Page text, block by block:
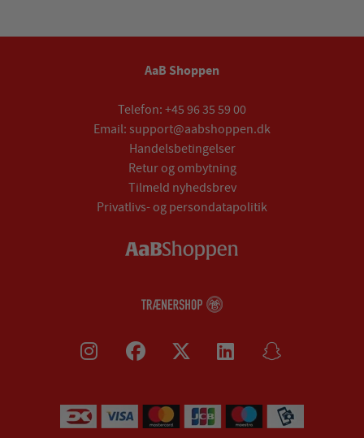
AaB Shoppen
Telefon: +45 96 35 59 00
Email: support@aabshoppen.dk
Handelsbetingelser
Retur og ombytning
Tilmeld nyhedsbrev
Privatlivs- og persondatapolitik